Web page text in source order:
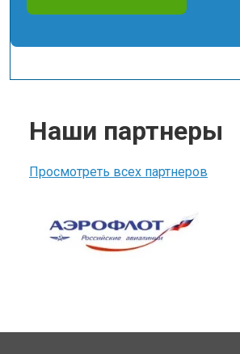
Наши партнеры
Просмотреть всех партнеров